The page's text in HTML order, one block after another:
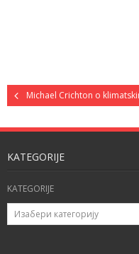
Michael Crichton o
KATEGORIJE
KATEGORIJE